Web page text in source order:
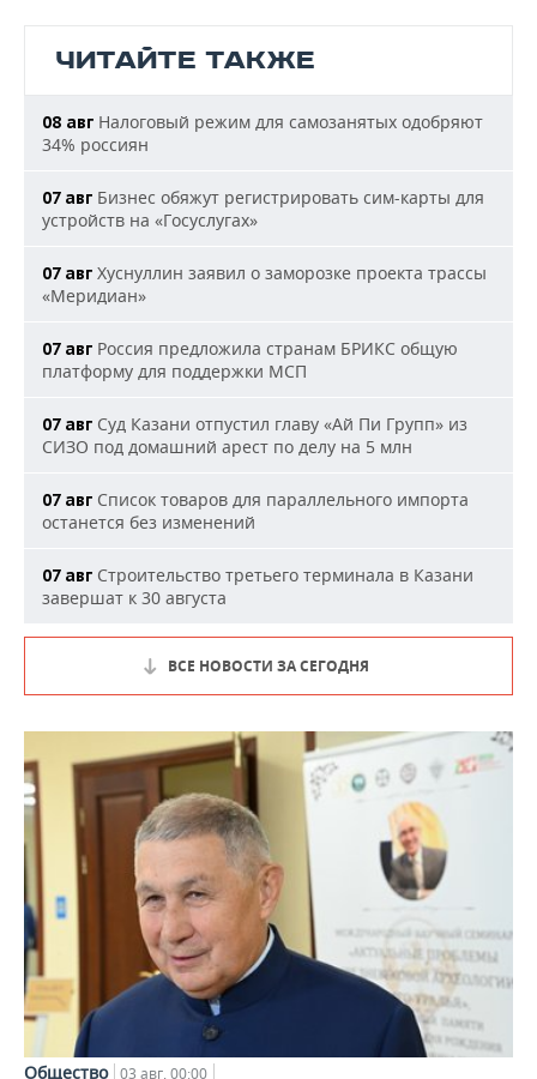
ЧИТАЙТЕ ТАКЖЕ
08 авг Налоговый режим для самозанятых одобряют
34% россиян
07 авг Бизнес обяжут регистрировать сим-карты для
устройств на «Госуслугах»
07 авг Хуснуллин заявил о заморозке проекта трассы
«Меридиан»
07 авг Россия предложила странам БРИКС общую
платформу для поддержки МСП
07 авг Суд Казани отпустил главу «Ай Пи Групп» из
СИЗО под домашний арест по делу на 5 млн
07 авг Список товаров для параллельного импорта
останется без изменений
07 авг Строительство третьего терминала в Казани
завершат к 30 августа
ВСЕ НОВОСТИ ЗА СЕГОДНЯ
Общество 03 авг, 00:00